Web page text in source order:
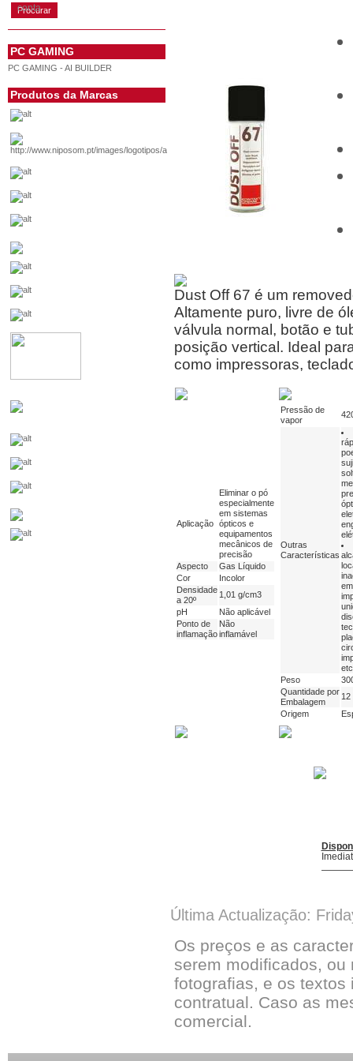
conta
PC GAMING
PC GAMING - AI BUILDER
Produtos da Marcas
Dust Off 67 é um
Altamente puro, livre de
válvula normal, botão e
posição vertical. Ideal
como impressoras,
Aplicação
Eliminar o pó
especialmente
em sistemas
ópticos e
equipamentos
mecânicos de
precisão
Aspecto
Gas Líquido
Cor
Incolor
Densidade
a 20º
1,01 g/cm3
pH
Não aplicável
Ponto de
inflamação
Não
inflamável
Pressão de
vapor
Outras
Características
em
etc
Peso
Quantidade por
Embalagem
12
Origem
Última Actualização:
Os preços e as
serem modificados, ou
fotografias, e os
contratual. Caso as
comercial.